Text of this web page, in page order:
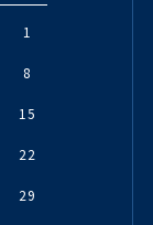
1
8
15
22
29